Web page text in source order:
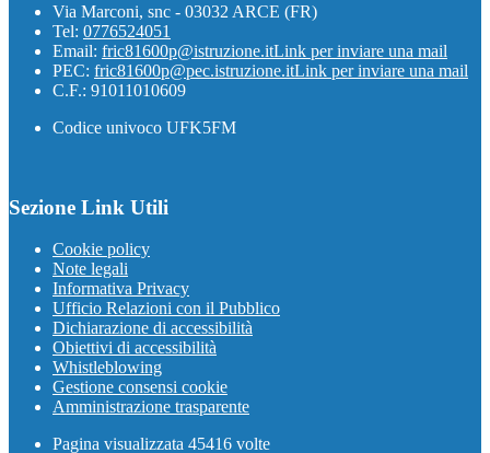
Via Marconi, snc - 03032 ARCE (FR)
Tel: 0776524051
Email: fric81600p@istruzione.itLink per inviare una mail
PEC: fric81600p@pec.istruzione.itLink per inviare una mail
C.F.: 91011010609
Codice univoco UFK5FM
Sezione Link Utili
Cookie policy
Note legali
Informativa Privacy
Ufficio Relazioni con il Pubblico
Dichiarazione di accessibilità
Obiettivi di accessibilità
Whistleblowing
Gestione consensi cookie
Amministrazione trasparente
Pagina visualizzata 45416 volte